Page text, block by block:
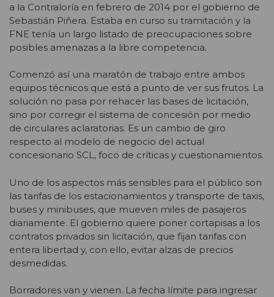
a la Contraloría en febrero de 2014 por el gobierno de
Sebastián Piñera. Estaba en curso su tramitación y la
FNE tenía un largo listado de preocupaciones sobre
posibles amenazas a la libre competencia.
Comenzó así una maratón de trabajo entre ambos
equipos técnicos que está a punto de ver sus frutos. La
solución no pasa por rehacer las bases de licitación,
sino por corregir el sistema de concesión por medio
de circulares aclaratorias. Es un cambio de giro
respecto al modelo de negocio del actual
concesionario SCL, foco de críticas y cuestionamientos.
Uno de los aspectos más sensibles para el público son
las tarifas de los estacionamientos y transporte de taxis,
buses y minibuses, que mueven miles de pasajeros
diariamente. El gobierno quiere poner cortapisas a los
contratos privados sin licitación, que fijan tarifas con
entera libertad y, con ello, evitar alzas de precios
desmedidas.
Borradores van y vienen. La fecha límite para ingresar